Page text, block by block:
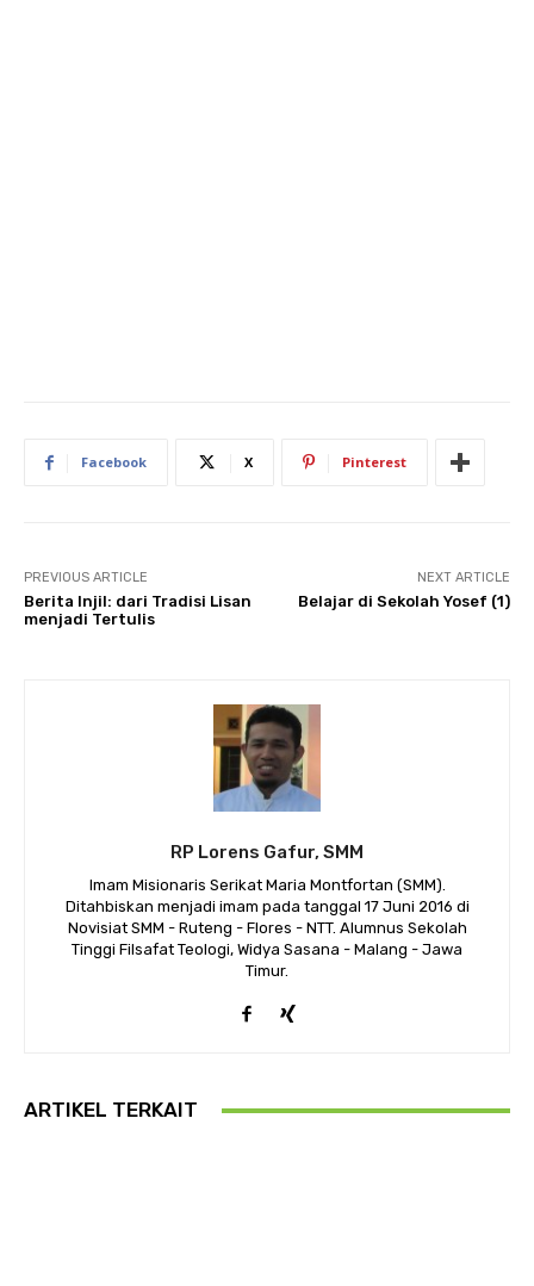
Facebook X Pinterest
PREVIOUS ARTICLE
Berita Injil: dari Tradisi Lisan
menjadi Tertulis
NEXT ARTICLE
Belajar di Sekolah Yosef (1)
RP Lorens Gafur, SMM
Imam Misionaris Serikat Maria Montfortan (SMM).
Ditahbiskan menjadi imam pada tanggal 17 Juni 2016 di
Novisiat SMM - Ruteng - Flores - NTT. Alumnus Sekolah
Tinggi Filsafat Teologi, Widya Sasana - Malang - Jawa
Timur.
ARTIKEL TERKAIT